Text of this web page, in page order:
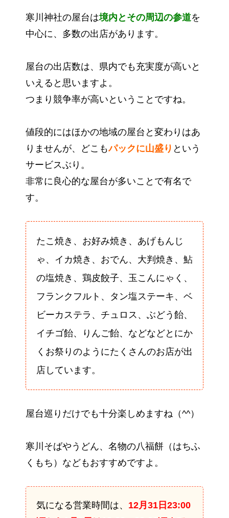
寒川神社の屋台は境内とその周辺の参道を
中心に、多数の出店があります。
屋台の出店数は、県内でも充実度が高いと
いえると思いますよ。
つまり競争率が高いということですね。
値段的にはほかの地域の屋台と変わりはあ
りませんが、どこもパックに山盛り という
サービスぶり。
非常に良心的な屋台が多いことで有名で
す。
たこ焼き、お好み焼き、あげもんじ
ゃ、イカ焼き、おでん、大判焼き、鮎
の塩焼き、鶏皮餃子、玉こんにゃく、
フランクフルト、タン塩ステーキ、ベ
ビーカステラ、チュロス、ぶどう飴、
イチゴ飴、りんご飴、などなどとにか
くお祭りのようにたくさんのお店が出
店しています。
屋台巡りだけでも十分楽しめますね（^^）
寒川そばやうどん、名物の八福餅（はちふ
くもち）などもおすすめですよ。
気になる営業時間は、 12月31日23:00